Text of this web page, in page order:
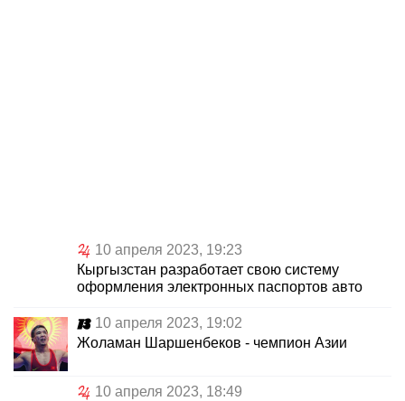
10 апреля 2023, 19:23
Кыргызстан разработает свою систему
оформления электронных паспортов авто
10 апреля 2023, 19:02
Жоламан Шаршенбеков - чемпион Азии
10 апреля 2023, 18:49